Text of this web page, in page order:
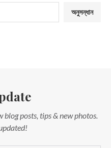
অনুসন্ধান
posts, tips & new photos.